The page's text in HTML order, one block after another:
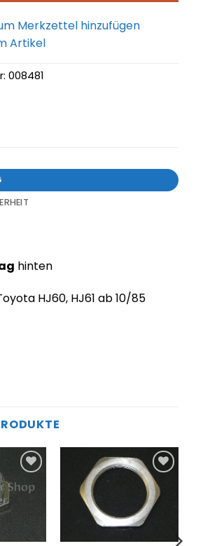
Merkzettel hinzufügen
Artikel
008481
hinten
HJ60, HJ61 ab 10/85
Zum
Zum
Merkzettel
hinzufügen